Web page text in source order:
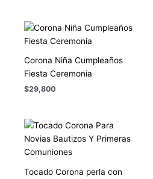
Corona Niña Cumpleaños
Fiesta Ceremonia
$29,800
Tocado Corona perla con